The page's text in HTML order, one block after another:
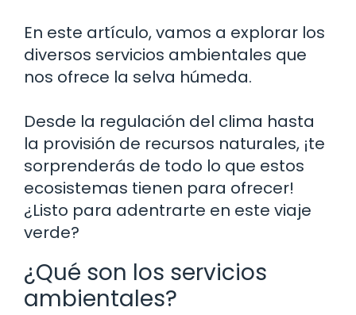
En este artículo, vamos a explorar los
diversos servicios ambientales que
nos ofrece la selva húmeda.
Desde la regulación del clima hasta
la provisión de recursos naturales, ¡te
sorprenderás de todo lo que estos
ecosistemas tienen para ofrecer!
¿Listo para adentrarte en este viaje
verde?
¿Qué son los servicios
ambientales?